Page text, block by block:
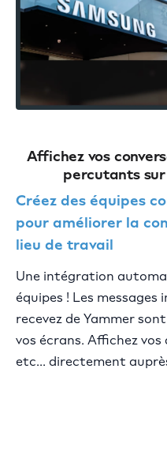
Affichez vos
percutants
Créez des équipes
pour améliorer la
lieu de travail
Une intégration
équipes ! Les
recevez de Yammer
vos écrans. Affichez
etc... directement